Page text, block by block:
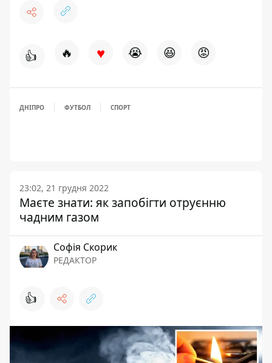
👍 🔥 ♥ 😭 😆 😡
ДНІПРО ФУТБОЛ СПОРТ
23:02, 21 грудня 2022
Маєте знати: як запобігти отруєнню
чадним газом
Софія Скорик
РЕДАКТОР
👍